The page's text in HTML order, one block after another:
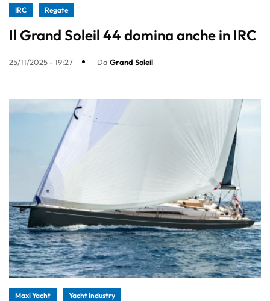
IRC Regate
Il Grand Soleil 44 domina anche in IRC
25/11/2025 - 19:27 Da Grand Soleil
Maxi Yacht Yacht industry